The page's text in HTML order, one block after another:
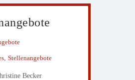
, Stellenangebote
Becker